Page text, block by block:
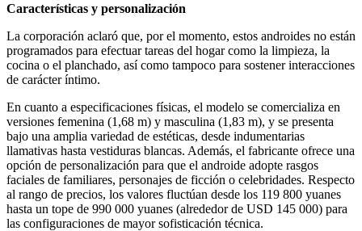
Características y personalización
La corporación aclaró que, por el momento, estos androides no están
programados para efectuar tareas del hogar como la limpieza, la
cocina o el planchado, así como tampoco para sostener interacciones
de carácter íntimo.
En cuanto a especificaciones físicas, el modelo se comercializa en
versiones femenina (1,68 m) y masculina (1,83 m), y se presenta
bajo una amplia variedad de estéticas, desde indumentarias
llamativas hasta vestiduras blancas. Además, el fabricante ofrece una
opción de personalización para que el androide adopte rasgos
faciales de familiares, personajes de ficción o celebridades. Respecto
al rango de precios, los valores fluctúan desde los 119 800 yuanes
hasta un tope de 990 000 yuanes (alrededor de USD 145 000) para
las configuraciones de mayor sofisticación técnica.